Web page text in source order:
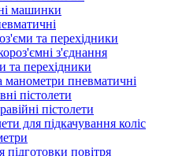
машинки
та перехідники
з'єднання
та перехідники
манометри пневматичні
пістолети
пістолети
для підкачування коліс
підготовки повітря